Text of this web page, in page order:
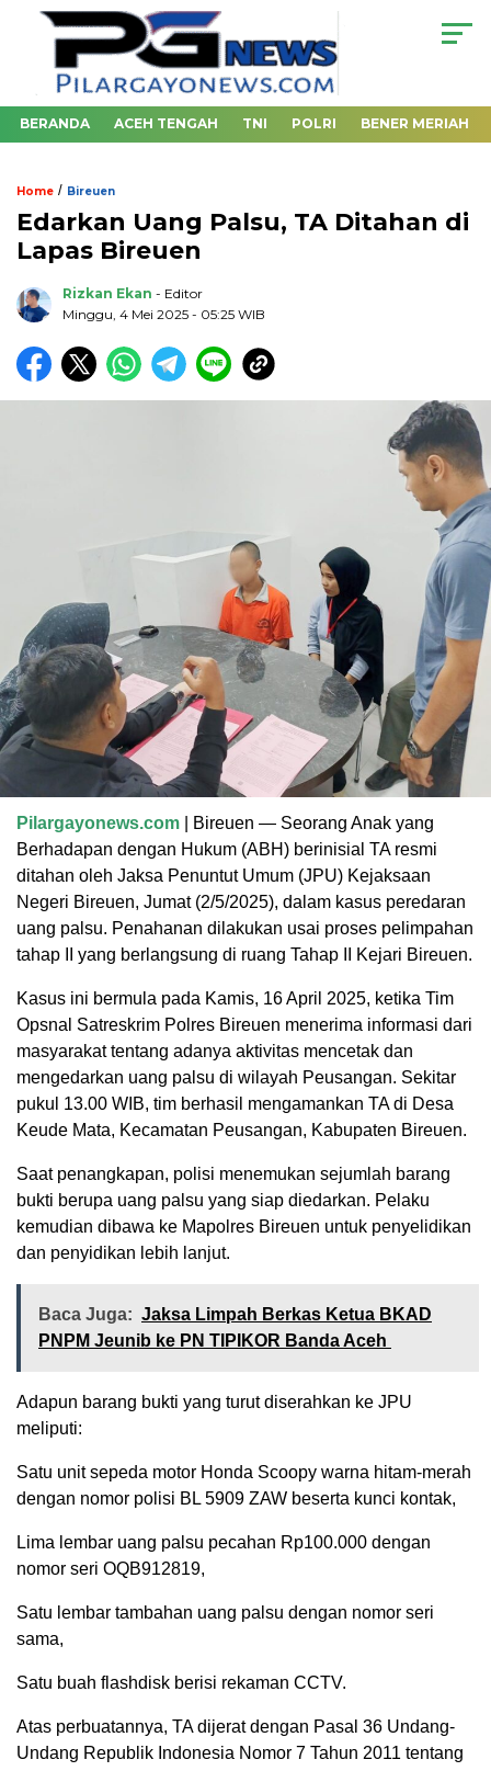
BERANDA ACEH TENGAH TNI POLRI BENER MERIAH
Home / Bireuen
Edarkan Uang Palsu, TA Ditahan di
Lapas Bireuen
Rizkan Ekan - Editor
Minggu, 4 Mei 2025 - 05:25 WIB
Pilargayonews.com | Bireuen — Seorang Anak yang
Berhadapan dengan Hukum (ABH) berinisial TA resmi
ditahan oleh Jaksa Penuntut Umum (JPU) Kejaksaan
Negeri Bireuen, Jumat (2/5/2025), dalam kasus peredaran
uang palsu. Penahanan dilakukan usai proses pelimpahan
tahap II yang berlangsung di ruang Tahap II Kejari Bireuen.
Kasus ini bermula pada Kamis, 16 April 2025, ketika Tim
Opsnal Satreskrim Polres Bireuen menerima informasi dari
masyarakat tentang adanya aktivitas mencetak dan
mengedarkan uang palsu di wilayah Peusangan. Sekitar
pukul 13.00 WIB, tim berhasil mengamankan TA di Desa
Keude Mata, Kecamatan Peusangan, Kabupaten Bireuen.
Saat penangkapan, polisi menemukan sejumlah barang
bukti berupa uang palsu yang siap diedarkan. Pelaku
kemudian dibawa ke Mapolres Bireuen untuk penyelidikan
dan penyidikan lebih lanjut.
Baca Juga: Jaksa Limpah Berkas Ketua BKAD
PNPM Jeunib ke PN TIPIKOR Banda Aceh
Adapun barang bukti yang turut diserahkan ke JPU
meliputi:
Satu unit sepeda motor Honda Scoopy warna hitam-merah
dengan nomor polisi BL 5909 ZAW beserta kunci kontak,
Lima lembar uang palsu pecahan Rp100.000 dengan
nomor seri OQB912819,
Satu lembar tambahan uang palsu dengan nomor seri
sama,
Satu buah flashdisk berisi rekaman CCTV.
Atas perbuatannya, TA dijerat dengan Pasal 36 Undang-
Undang Republik Indonesia Nomor 7 Tahun 2011 tentang